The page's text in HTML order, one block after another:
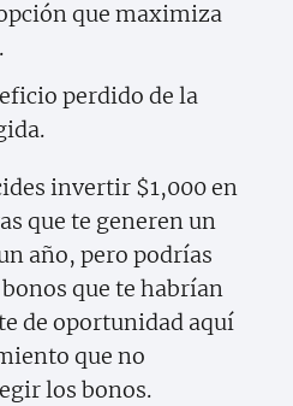
que maximiza
perdido de la
invertir $1,000 en
que te generen un
año, pero podrías
que te habrían
de oportunidad aquí
que no
los bonos.